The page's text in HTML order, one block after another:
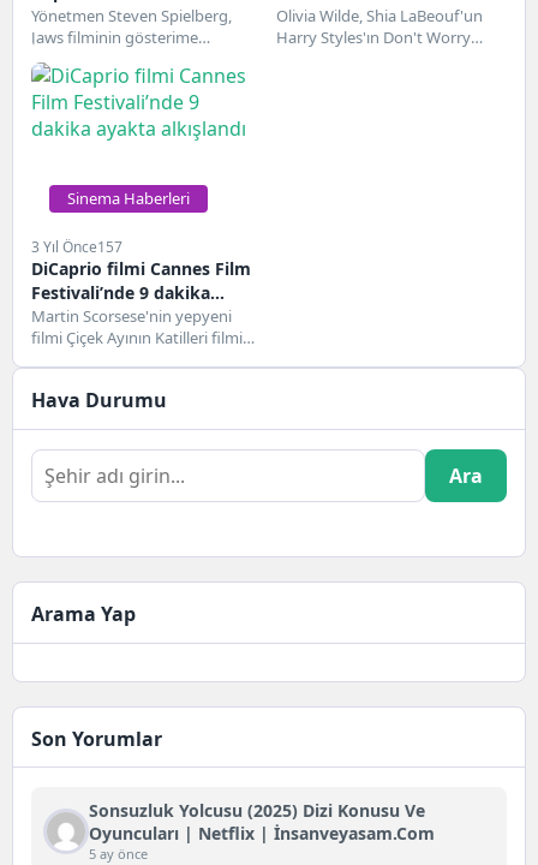
etkisinden dolayı Jaws’tan
pişmanlık duyuyor
Yönetmen Steven Spielberg,
Jaws filminin gösterime
girmesinden 47 yıl sonra
köpekbalığı nüfusu üzerindeki
etkisinden dolayı...
Pugh’u ‘güvende tutmak
için Endişelenme
Olivia Wilde, Shia LaBeouf'un
Harry Styles'ın Don't Worry
Sinema Haberleri
3 Yıl Önce157
DiCaprio filmi Cannes Film
Festivali’nde 9 dakika
ayakta alkışlandı
Martin Scorsese'nin yepyeni
filmi Çiçek Ayının Katilleri filmin
prömiyerinde...
Hava Durumu
Ara
Arama Yap
Son Yorumlar
Sonsuzluk Yolcusu (2025) Dizi Konusu Ve
Oyuncuları | Netflix | İnsanveyasam.com
5 ay önce